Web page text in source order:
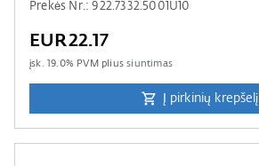
Prekės Nr.: 922.7332.5001U10
EUR22.17
įsk. 19.0% PVM pliussiuntimas
Į pirkinių krepšelį